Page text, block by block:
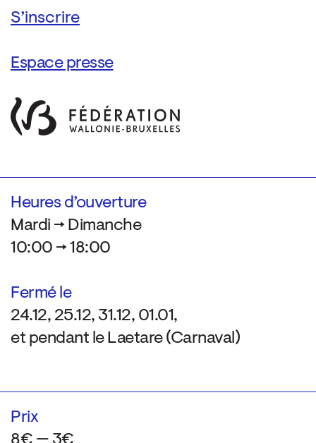
Espace presse
Heures d’ouverture
Mardi → Dimanche
10:00 → 18:00
Fermé le
24.12, 25.12, 31.12, 01.01,
et pendant le Laetare (Carnaval)
Prix